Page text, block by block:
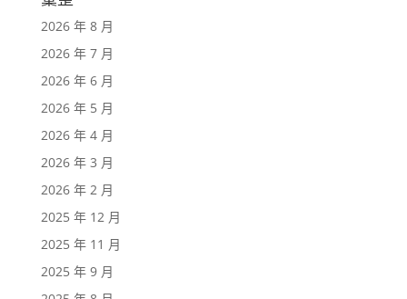
2026 年 8 月
2026 年 7 月
2026 年 6 月
2026 年 5 月
2026 年 4 月
2026 年 3 月
2026 年 2 月
2025 年 12 月
2025 年 11 月
2025 年 9 月